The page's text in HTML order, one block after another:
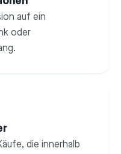
auf ein
oder
die innerhalb